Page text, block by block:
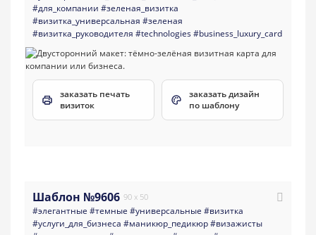
#для_компании #зеленая_визитка
#визитка_универсальная #зеленая
#визитка_руководителя #technologies#business_luxury_card
заказать печать
визиток
заказать дизайн
по шаблону
Шаблон №9606 90 x 50
#элегантные #темные #универсальные #визитка
#услуги_для_бизнеса #маникюр_педикюр#визажисты